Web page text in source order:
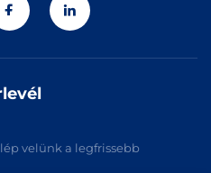
velünk a legfrissebb